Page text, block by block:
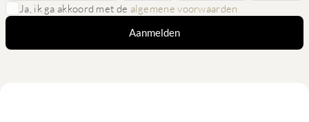
Ja, ik ga akkoord met de algemene voorwaarden
Aanmelden